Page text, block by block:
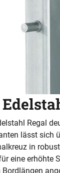
Regal
lässt sich
in
eine erhöhte